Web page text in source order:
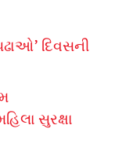
દિવસની
સુરક્ષા